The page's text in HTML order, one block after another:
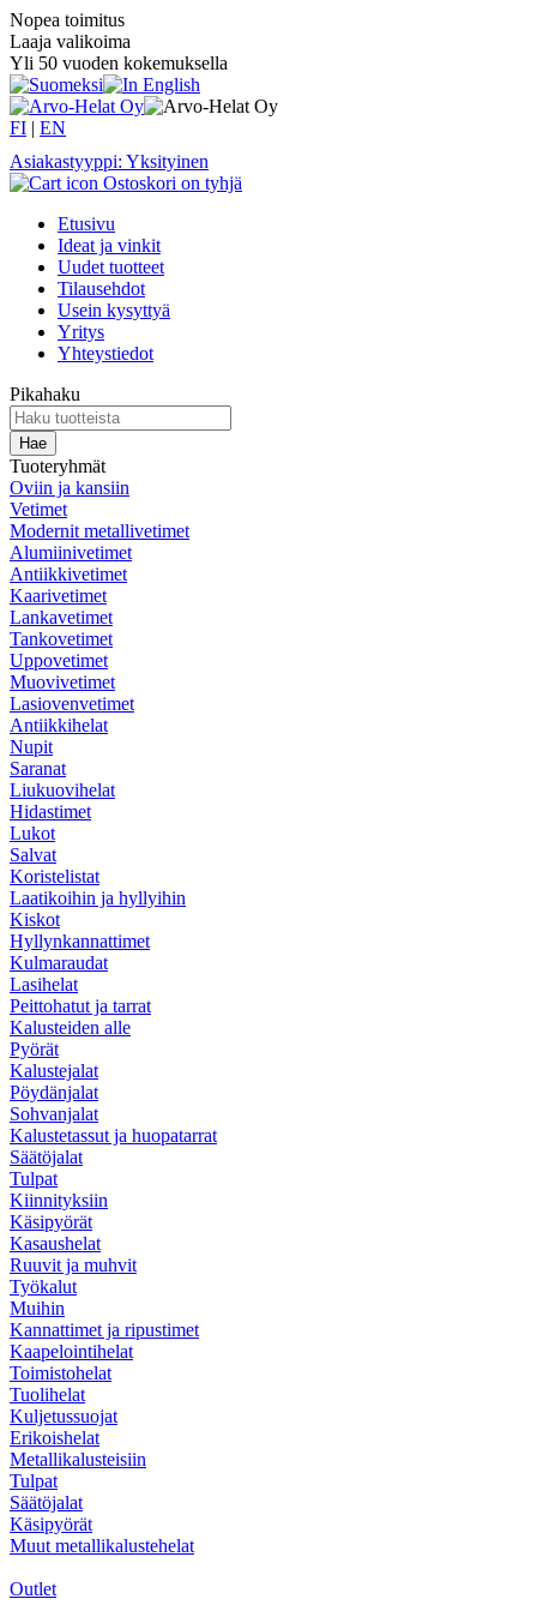
Nopea toimitus
Laaja valikoima
Yli 50 vuoden kokemuksella
FI | EN
Asiakastyyppi: Yksityinen
Ostoskori on tyhjä
Etusivu
Ideat ja vinkit
Uudet tuotteet
Tilausehdot
Usein kysyttyä
Yritys
Yhteystiedot
Pikahaku
Tuoteryhmät
Oviin ja kansiin
Vetimet
Modernit metallivetimet
Alumiinivetimet
Antiikkivetimet
Kaarivetimet
Lankavetimet
Tankovetimet
Uppovetimet
Muovivetimet
Lasiovenvetimet
Antiikkihelat
Nupit
Saranat
Liukuovihelat
Hidastimet
Lukot
Salvat
Koristelistat
Laatikoihin ja hyllyihin
Kiskot
Hyllynkannattimet
Kulmaraudat
Lasihelat
Peittohatut ja tarrat
Kalusteiden alle
Pyörät
Kalustejalat
Pöydänjalat
Sohvanjalat
Kalustetassut ja huopatarrat
Säätöjalat
Tulpat
Kiinnityksiin
Käsipyörät
Kasaushelat
Ruuvit ja muhvit
Työkalut
Muihin
Kannattimet ja ripustimet
Kaapelointihelat
Toimistohelat
Tuolihelat
Kuljetussuojat
Erikoishelat
Metallikalusteisiin
Tulpat
Säätöjalat
Käsipyörät
Muut metallikalustehelat
Outlet